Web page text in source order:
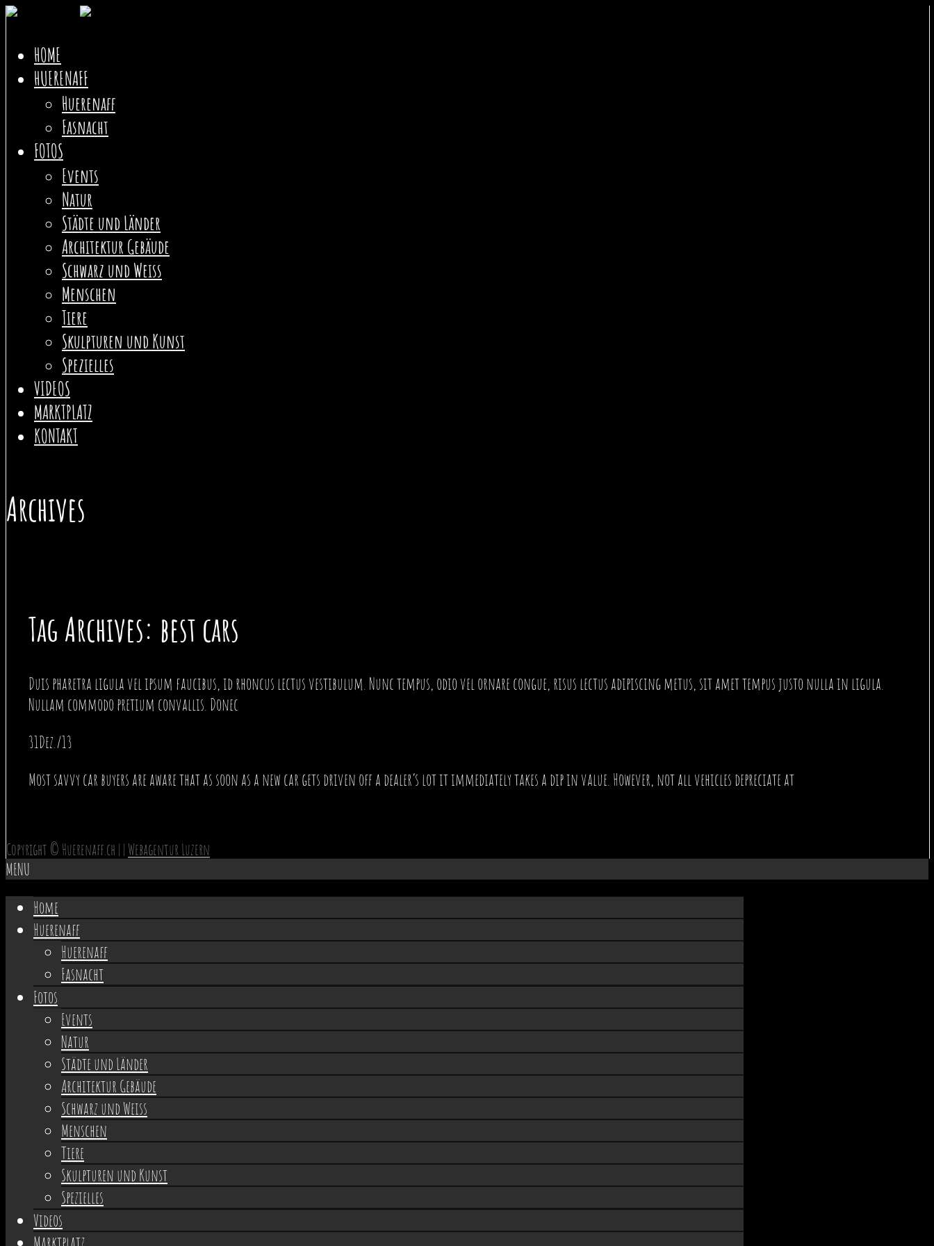
Skip
content
HOME
HUERENAFF
Huerenaff
Fasnacht
FOTOS
Events
Natur
Städte und Länder
Architektur Gebäude
Schwarz und Weiss
Menschen
Tiere
Skulpturen und Kunst
Spezielles
VIDEOS
MARKTPLATZ
KONTAKT
Archives
Tag Archives: best cars
Duis pharetra ligula vel ipsum faucibus, id rhoncus lectus vestibulum. Nunc tempus, odio vel ornare congue, risus lectus adipiscing metus, sit amet tempus justo nulla in ligula.
Nullam commodo pretium convallis. Donec
31Dez./13
Most savvy car buyers are aware that as soon as a new car gets driven off a dealer’s lot it immediately takes a dip in value. However, not all vehicles depreciate at
Copyright © Huerenaff.ch | | Webagentur Luzern
MENU
Home
Huerenaff
Huerenaff
Fasnacht
Fotos
Events
Natur
Städte und Länder
Architektur Gebäude
Schwarz und Weiss
Menschen
Tiere
Skulpturen und Kunst
Spezielles
Videos